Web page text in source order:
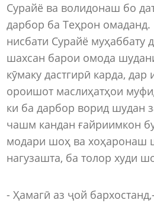
Сурайё ва волидонаш бо
дарбор ба Теҳрон
нисбати Сурайё муҳаббату
шахсан барои омода
кӯмаку дастгирӣ карда,
ороишот маслиҳатҳои
ки ба дарбор ворид шудан
чашм кандан ғайриимкон
модари шоҳ ва хоҳаронаш
нагузашта, ба толор худи
- Ҳамагӣ аз ҷой